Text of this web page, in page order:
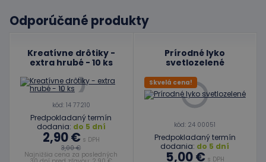
Odporúčané produkty
Kreatívne drôtiky -
extra hrubé - 10 ks
kód: 14 77210
Predpokladaný termín
dodania: do 5 dní
2,90 € s DPH
3,00 €
Najnižšia cena za posledných
Prírodné lyko
svetlozelené
Skvelá cena!
kód: 24 00051
Predpokladaný termín
dodania: do 5 dní
5,00 € s DPH